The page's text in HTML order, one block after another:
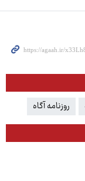
روزنامه آگاه